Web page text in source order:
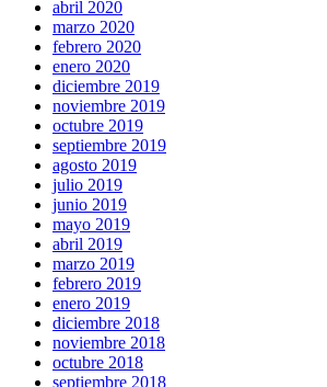
abril 2020
marzo 2020
febrero 2020
enero 2020
diciembre 2019
noviembre 2019
octubre 2019
septiembre 2019
agosto 2019
julio 2019
junio 2019
mayo 2019
abril 2019
marzo 2019
febrero 2019
enero 2019
diciembre 2018
noviembre 2018
octubre 2018
septiembre 2018